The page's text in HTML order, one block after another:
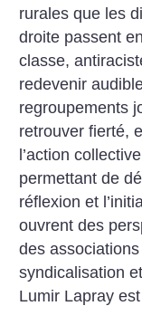
rurales que les
droite passent
classe,
redevenir
regroupements
retrouver fierté,
l’action
permettant de
réflexion et
ouvrent des
des
syndicalisation
Lumir Lapray